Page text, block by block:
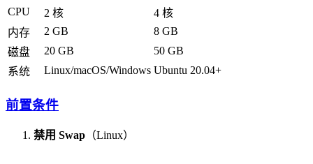
CPU
2 核
4 核
内存
2 GB
8 GB
磁盘
20 GB
50 GB
系统
Linux/macOS/Windows Ubuntu 20.04+
前置条件
禁用 Swap （Linux）